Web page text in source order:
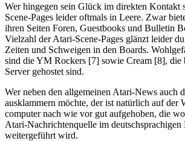
Wer hingegen sein Glück im direkten Kontakt
Scene-Pages leider oftmals in Leere. Zwar
ihren Seiten Foren, Guestbooks und Bulletin
Vielzahl der Atari-Scene-Pages glänzt leider
Zeiten und Schweigen in den Boards.
sind die YM Rockers [7] sowie Cream [8], die
Server gehostet sind.
Wer neben den allgemeinen Atari-News auch
ausklammern möchte, der ist natürlich auf der
computer nach wie vor gut aufgehoben, die
Atari-Nachrichtenquelle im deutschsprachigen
weitergeführt wird.